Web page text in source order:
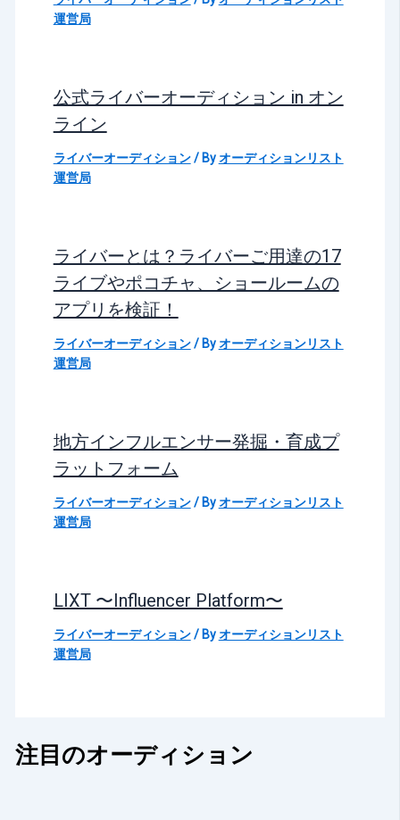
運営局
公式ライバーオーディション in オン
ライン
ライバーオーディション/ Byオーディションリスト
運営局
ライバーとは？ライバーご用達の17
ライブやポコチャ、ショールームの
アプリを検証！
ライバーオーディション/ Byオーディションリスト
運営局
地方インフルエンサー発掘・育成プ
ラットフォーム
ライバーオーディション/ Byオーディションリスト
運営局
LIXT 〜Influencer Platform〜
ライバーオーディション/ Byオーディションリスト
運営局
注目のオーディション